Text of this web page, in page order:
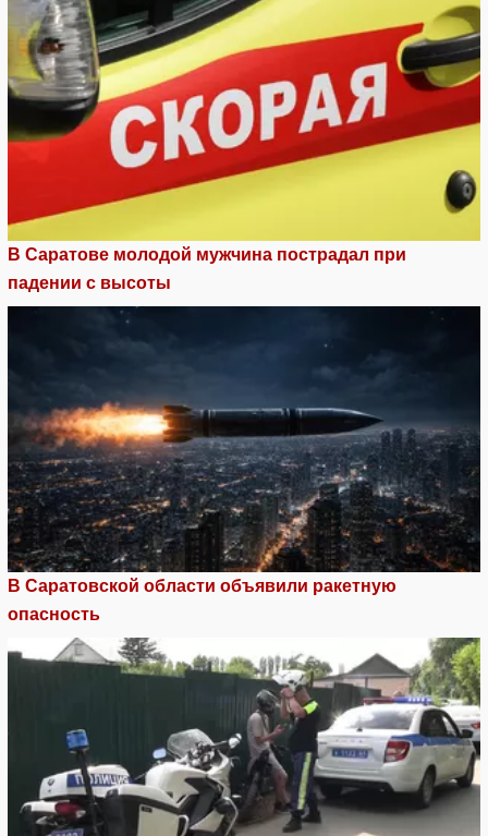
В Саратове молодой мужчина пострадал при
падении с высоты
В Саратовской области объявили ракетную
опасность